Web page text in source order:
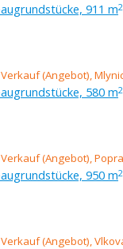
911 m2
580 m2
950 m2